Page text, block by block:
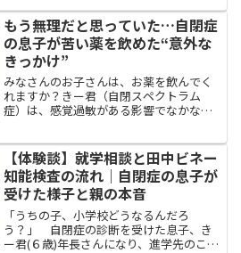
もう無理だと思っていた…自閉症
の息子が苦い薬を飲めた“意外な
きっかけ”
みなさんのお子さんは、お薬を飲んでく
れますか？きー君（自閉スペクトラム
症）は、感覚過敏がある影響でなかなか
しでも苦みがあるものは敏感に反応して
全く飲んでくれず。いろいろ...
【体験談】就学相談と田中ビネー
知能検査の流れ｜自閉症の息子が
受けた様子と親の本音
「うちの子、小学校どうなるんだろ
う？」 自閉症の診断を受けた息子、き
ー君(６歳)年長さんになり、進学先のこと